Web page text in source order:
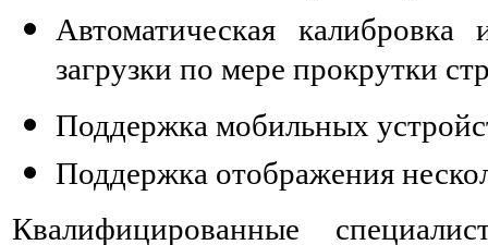
Автоматическая
загрузки по мере прокрутки
Поддержка мобильных
Поддержка отображения
Квалифицированные